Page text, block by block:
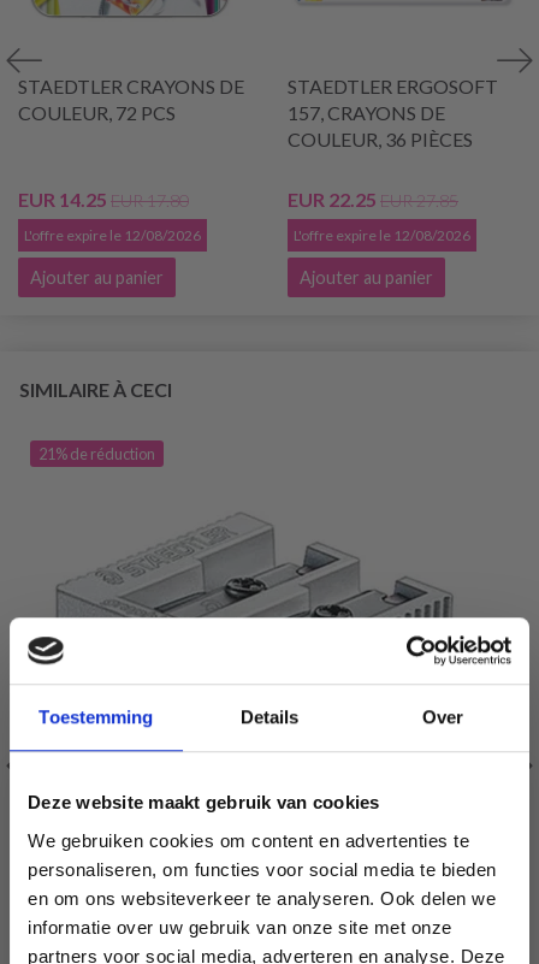
Toestemming Details Over
Deze website maakt gebruik van cookies
We gebruiken cookies om content en advertenties te
personaliseren, om functies voor social media te bieden
en om ons websiteverkeer te analyseren. Ook delen we
informatie over uw gebruik van onze site met onze
partners voor social media, adverteren en analyse. Deze
STAEDTLER CRAYONS DE
COULEUR, 72 PCS
EUR 14.25 EUR 17.80
L'offre expire le 12/08/2026
Ajouter au panier
STAEDTLER ERGOSOFT
157, CRAYONS DE
COULEUR, 36 PIÈCES
EUR 22.25 EUR 27.85
L'offre expire le 12/08/2026
Ajouter au panier
SIMILAIRE À CECI
21% de réduction
STAEDTLER DOUBLE POINTES DE CRAYON EN MÉTAL